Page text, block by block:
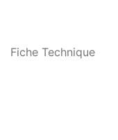
Fiche Technique